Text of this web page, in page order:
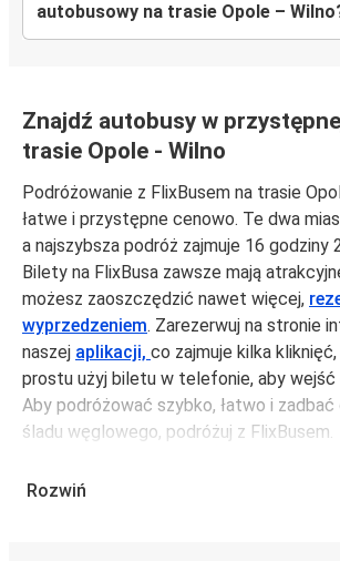
autobusowy na trasie Opole –
Znajdź autobusy w
trasie Opole - Wilno
Podróżowanie z FlixBusem na trasie
łatwe i przystępne cenowo. Te dwa
a najszybsza podróż zajmuje 16 godziny
Bilety na FlixBusa zawsze mają
możesz zaoszczędzić nawet więcej,
wyprzedzeniem. Zarezerwuj na stronie
naszej aplikacji, co zajmuje kilka
prostu użyj biletu w telefonie, aby wejść
Aby podróżować szybko, łatwo i zadbać
śladu węglowego, podróżuj z FlixBusem.
Rozwiń